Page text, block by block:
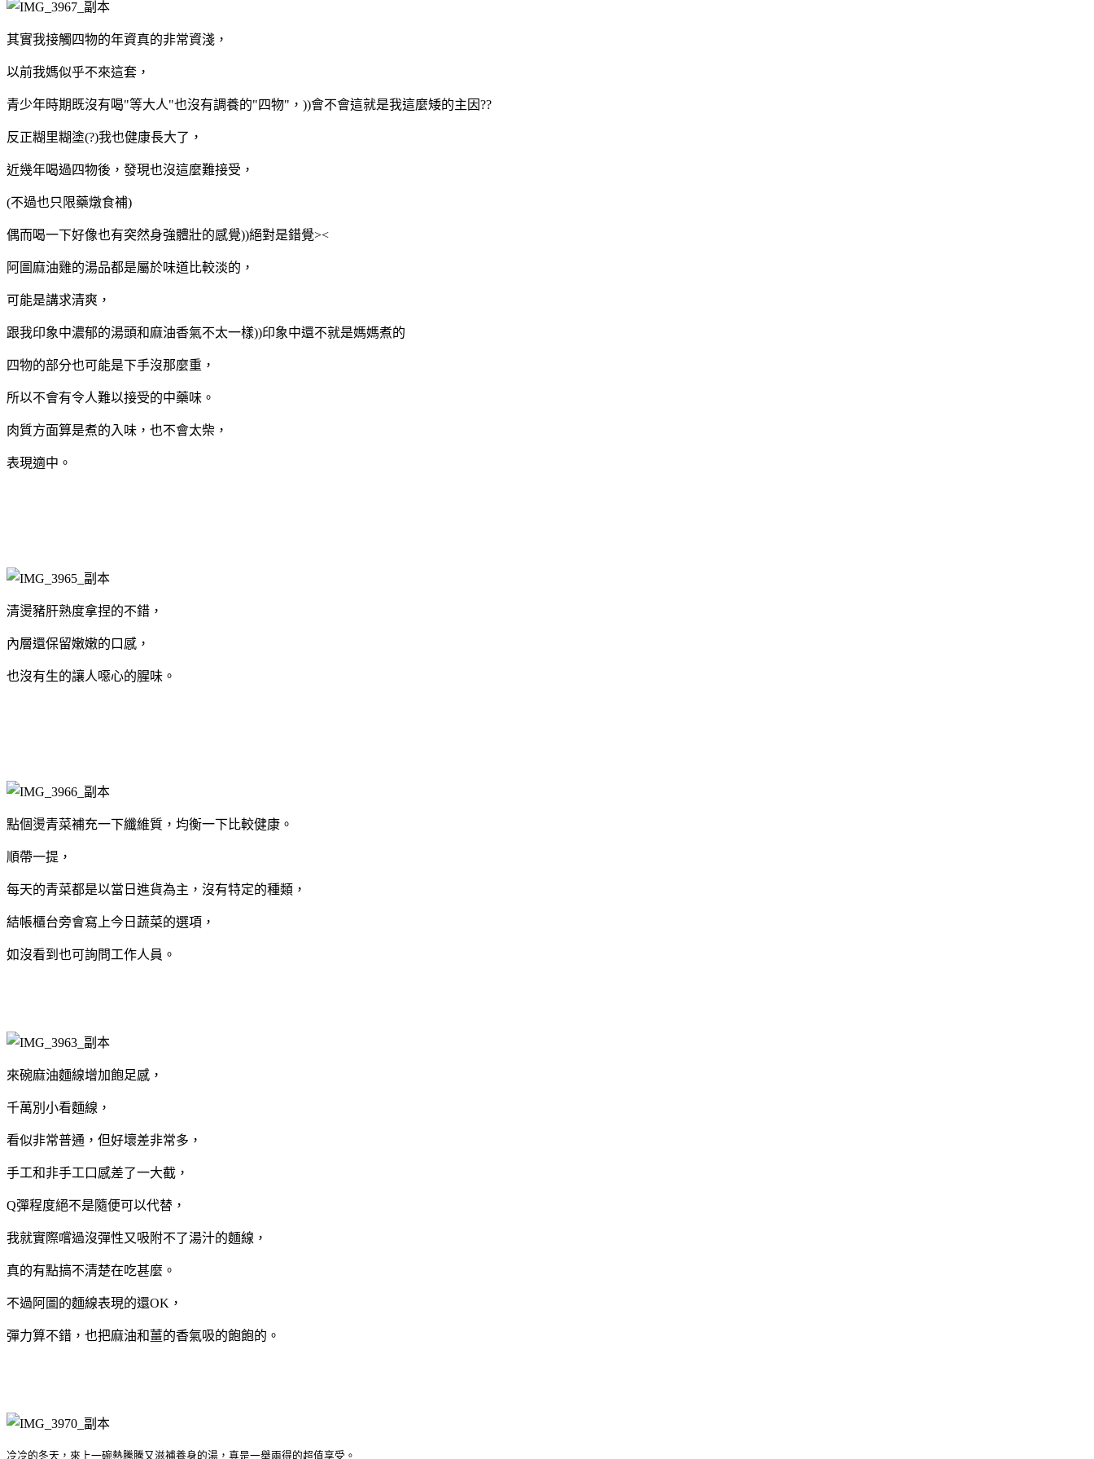
其實我接觸四物的年資真的非常資淺，
以前我媽似乎不來這套，
青少年時期既沒有喝"等大人"也沒有調養的"四物"，))會不會這就是我這麼矮的主因??
反正糊里糊塗(?)我也健康長大了，
近幾年喝過四物後，發現也沒這麼難接受，
(不過也只限藥燉食補)
偶而喝一下好像也有突然身強體壯的感覺))絕對是錯覺><
阿圖麻油雞的湯品都是屬於味道比較淡的，
可能是講求清爽，
跟我印象中濃郁的湯頭和麻油香氣不太一樣))印象中還不就是媽媽煮的
四物的部分也可能是下手沒那麼重，
所以不會有令人難以接受的中藥味。
肉質方面算是煮的入味，也不會太柴，
表現適中。
清燙豬肝熟度拿捏的不錯，
內層還保留嫩嫩的口感，
也沒有生的讓人噁心的腥味。
點個燙青菜補充一下纖維質，均衡一下比較健康。
順帶一提，
每天的青菜都是以當日進貨為主，沒有特定的種類，
結帳櫃台旁會寫上今日蔬菜的選項，
如沒看到也可詢問工作人員。
來碗麻油麵線增加飽足感，
千萬別小看麵線，
看似非常普通，但好壞差非常多，
手工和非手工口感差了一大截，
Q彈程度絕不是隨便可以代替，
我就實際嚐過沒彈性又吸附不了湯汁的麵線，
真的有點搞不清楚在吃甚麼。
不過阿圖的麵線表現的還OK，
彈力算不錯，也把麻油和薑的香氣吸的飽飽的。
冷冷的冬天，來上一碗熱騰騰又滋補養身的湯，真是一舉兩得的超值享受。